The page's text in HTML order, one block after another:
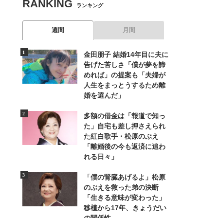
RANKING ランキング
週間 月間
金田朋子 結婚14年目に夫に
告げた苦しさ「僕が夢を諦
めれば」の提案も「夫婦が
人生をまっとうするため離
婚を選んだ」
多額の借金は「報道で知っ
た」自宅も差し押さえられ
た紅白歌手・松原のぶえ
「離婚後の今も返済に追わ
れる日々」
「僕の腎臓あげるよ」松原
のぶえを救った弟の決断
「生きる意味が変わった」
移植から17年、きょうだい